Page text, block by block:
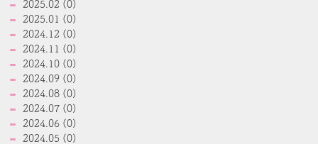
2025.02 (0)
2025.01 (0)
2024.12 (0)
2024.11 (0)
2024.10 (0)
2024.09 (0)
2024.08 (0)
2024.07 (0)
2024.06 (0)
2024.05 (0)